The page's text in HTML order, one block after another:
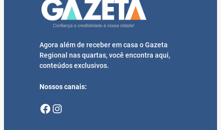
Agora além de receber em casa o Gazeta
Regional nas quartas, você encontra aqui,
conteúdos exclusivos.
Nossos canais:
Facebook Instagram